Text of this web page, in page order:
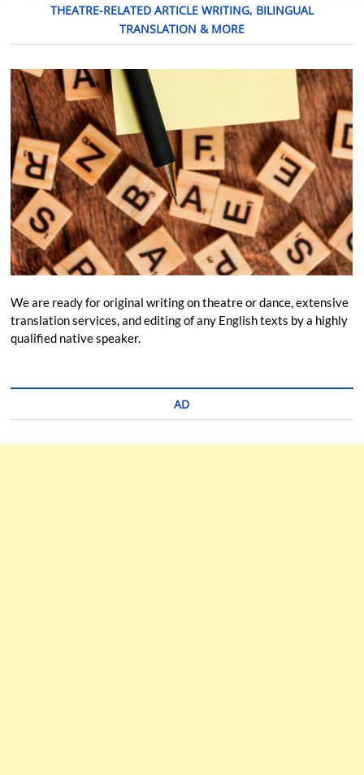
THEATRE-RELATED ARTICLE WRITING, BILINGUAL
TRANSLATION & MORE
We are ready for original writing on theatre or dance, extensive
translation services, and editing of any English texts by a highly
qualified native speaker.
AD